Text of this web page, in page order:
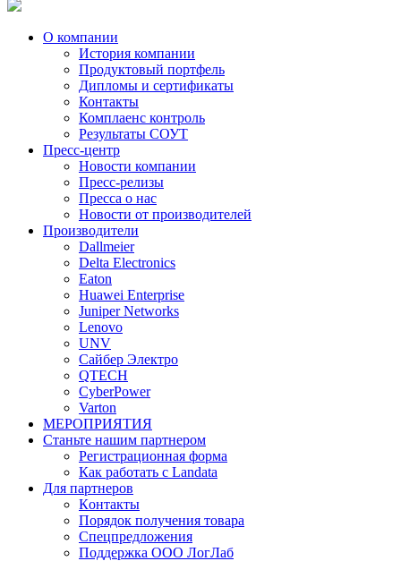
О компании
История компании
Продуктовый портфель
Дипломы и сертификаты
Контакты
Комплаенс контроль
Результаты СОУТ
Пресс-центр
Новости компании
Пресс-релизы
Пресса о нас
Новости от производителей
Производители
Dallmeier
Delta Electronics
Eaton
Huawei Enterprise
Juniper Networks
Lenovo
UNV
Сайбер Электро
QTECH
CyberPower
Varton
МЕРОПРИЯТИЯ
Станьте нашим партнером
Регистрационная форма
Как работать с Landata
Для партнеров
Кoнтaкты
Порядок получения товара
Спецпредложения
Поддержка ООО ЛогЛаб